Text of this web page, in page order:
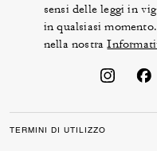
sensi delle leggi in
in qualsiasi
nella nostra
TERMINI DI UTILIZZO